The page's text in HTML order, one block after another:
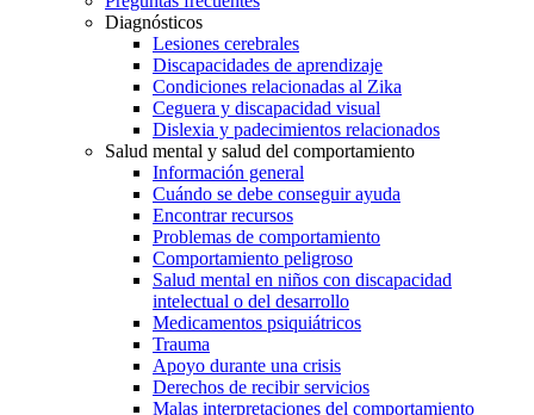
Diagnósticos
Lesiones cerebrales
Discapacidades de aprendizaje
Condiciones relacionadas al Zika
Ceguera y discapacidad visual
Dislexia y padecimientos relacionados
Salud mental y salud del comportamiento
Información general
Cuándo se debe conseguir ayuda
Encontrar recursos
Problemas de comportamiento
Comportamiento peligroso
Salud mental en niños con discapacidad
intelectual o del desarrollo
Medicamentos psiquiátricos
Trauma
Apoyo durante una crisis
Derechos de recibir servicios
Malas interpretaciones del comportamiento